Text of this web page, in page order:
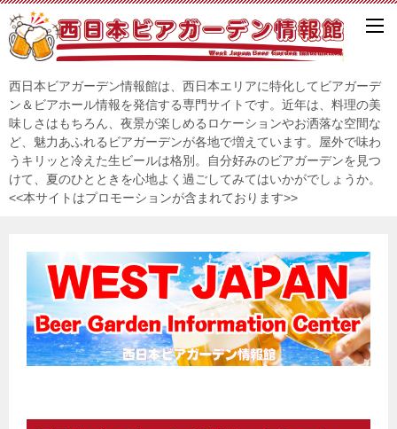
西日本ビアガーデン情報館は、西日本エリアに特化してビアガーデ
ン＆ビアホール情報を発信する専門サイトです。近年は、料理の美
味しさはもちろん、夜景が楽しめるロケーションやお洒落な空間な
ど、魅力あふれるビアガーデンが各地で増えています。屋外で味わ
うキリッと冷えた生ビールは格別。自分好みのビアガーデンを見つ
けて、夏のひとときを心地よく過ごしてみてはいかがでしょうか。
<<本サイトはプロモーションが含まれております>>